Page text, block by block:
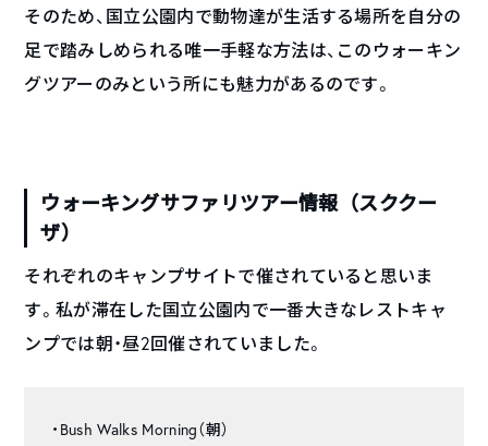
そのため、国立公園内で動物達が生活する場所を自分の
足で踏みしめられる唯一手軽な方法は、このウォーキン
グツアーのみという所にも魅力があるのです。
ウォーキングサファリツアー情報（スククー
ザ）
それぞれのキャンプサイトで催されていると思いま
す。私が滞在した国立公園内で一番大きなレストキャ
ンプでは朝・昼2回催されていました。
・Bush Walks Morning（朝）